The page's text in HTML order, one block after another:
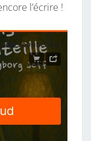
l’écrire !